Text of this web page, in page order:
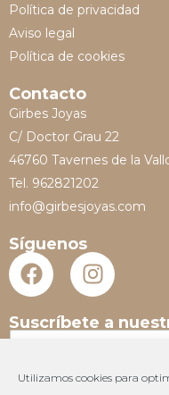
Utilizamos cookies para
Política de privacidad
Aviso legal
Política de cookies
Contacto
Girbes Joyas
C/ Doctor Grau 22
46760 Tavernes de la
Tel. 962821202
info@girbesjoyas.com
Síguenos
Suscríbete a
N
m